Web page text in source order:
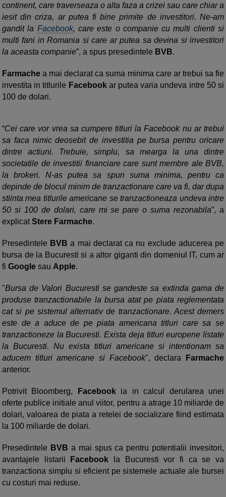
continent, care traverseaza o alta faza a crizei sau care chiar a
iesit din criza, ar putea fi bine primite de investitori. Ne-am
gandit la Facebook, care este o companie cu multi clienti si
multi fani in Romania si care ar putea sa devina si investitori
la aceasta companie”, a spus presedintele BVB.
Farmache a mai declarat ca suma minima care ar trebui sa fie
investita in titlurile Facebookar putea varia undeva intre 50 si
100 de dolari.
“Cei care vor vrea sa cumpere titluri la Facebook nu ar trebui
sa faca nimic deosebit de investitia pe bursa pentru oricare
dintre actiuni. Trebuie, simplu, sa mearga la una dintre
societatile de investitii financiare care sunt membre ale BVB,
la brokeri. N-as putea sa spun suma minima, pentru ca
depinde de blocul minim de tranzactionare care va fi, dar dupa
stiinta mea titlurile americane se tranzactioneaza undeva intre
50 si 100 de dolari, care mi se pare o suma rezonabila”, a
explicatStere Farmache.
Presedintele BVB a mai declarat ca nu exclude aducerea pe
bursa de la Bucuresti si a altor giganti din domeniul IT, cum ar
fi Google sau Apple.
"Bursa de Valori Bucuresti se gandeste sa extinda gama de
produse tranzactionabile la bursa atat pe piata reglementata
cat si pe sistemul alternativ de tranzactionare. Acest demers
este de a aduce de pe piata americana titluri care sa se
tranzactioneze la Bucuresti. Exista deja titluri europene listate
la Bucuresti. Nu exista titluri americane si intentionam sa
aducem titluri americane si Facebook", declara
Farmache
anterior.
Potrivit Bloomberg, Facebookia in calcul derularea unei
oferte publice initiale anul viitor, pentru a atrage 10 miliarde de
dolari, valoarea de piata a retelei de socializare fiind estimata
la 100 miliarde de dolari.
Presedintele BVB a mai spus ca pentru potentialii invesitori,
avantajele listarii
Facebook
la Bucuresti vor fi ca se va
tranzactiona simplu si eficient pe sistemele actuale ale bursei
cu costuri mai reduse.